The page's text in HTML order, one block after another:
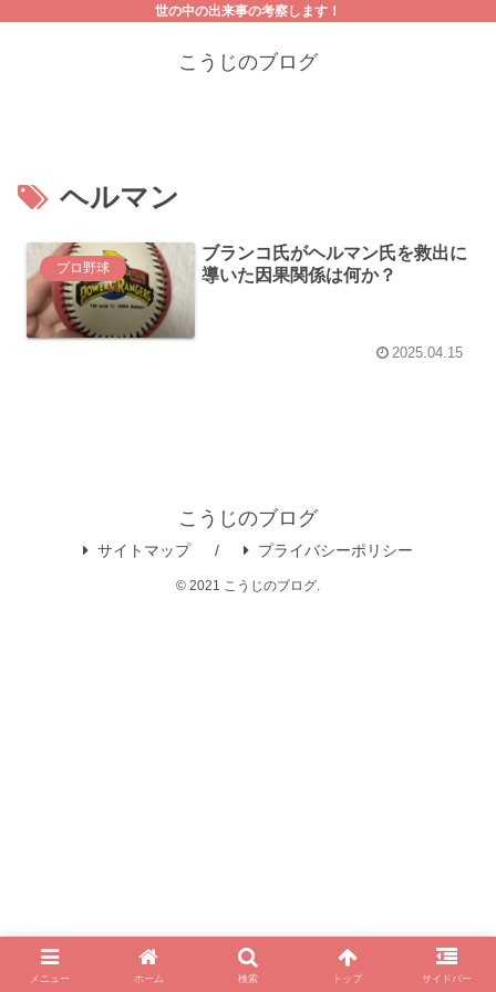
世の中の出来事の考察します！
こうじのブログ
ヘルマン
プロ野球
ブランコ氏がヘルマン氏を救出に
導いた因果関係は何か？
2025.04.15
こうじのブログ
サイトマップ プライバシーポリシー
© 2021 こうじのブログ.
メニュー ホーム 検索 トップ サイドバー